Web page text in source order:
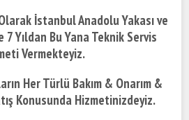
İstanbul Anadolu Yakası ve
7 Yıldan Bu Yana Teknik Servis
Vermekteyiz.
Her Türlü Bakım & Onarım &
Konusunda Hizmetinizdeyiz.